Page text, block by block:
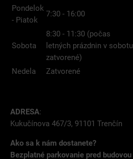
Pondelok
- Piatok
7:30 - 16:00
Sobota
8:30 - 11:30 (počas
letných prázdnin v sobotu
zatvorené)
Nedela
Zatvorené
ADRESA:
Kukučínova 467/3, 91101 Trenčín
Ako sa k nám dostanete?
Bezplatné parkovanie pred budovou